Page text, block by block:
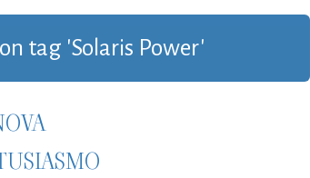
tag 'Solaris Power'